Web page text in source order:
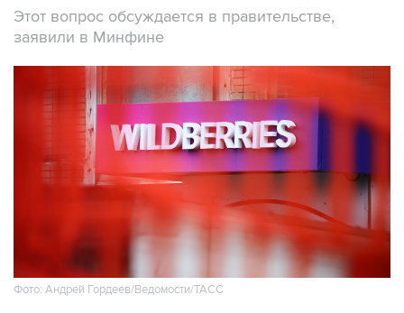
Этот вопрос обсуждается в правительстве,
заявили в Минфине
Фото: Андрей Гордеев/Ведомости/ТАСС